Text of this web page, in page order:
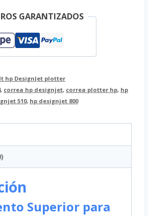
GARANTIZADOS
hp DesignJet plotter
, correa hp designjet, correa plotter hp, hp
510, hp designjet 800
Superior para